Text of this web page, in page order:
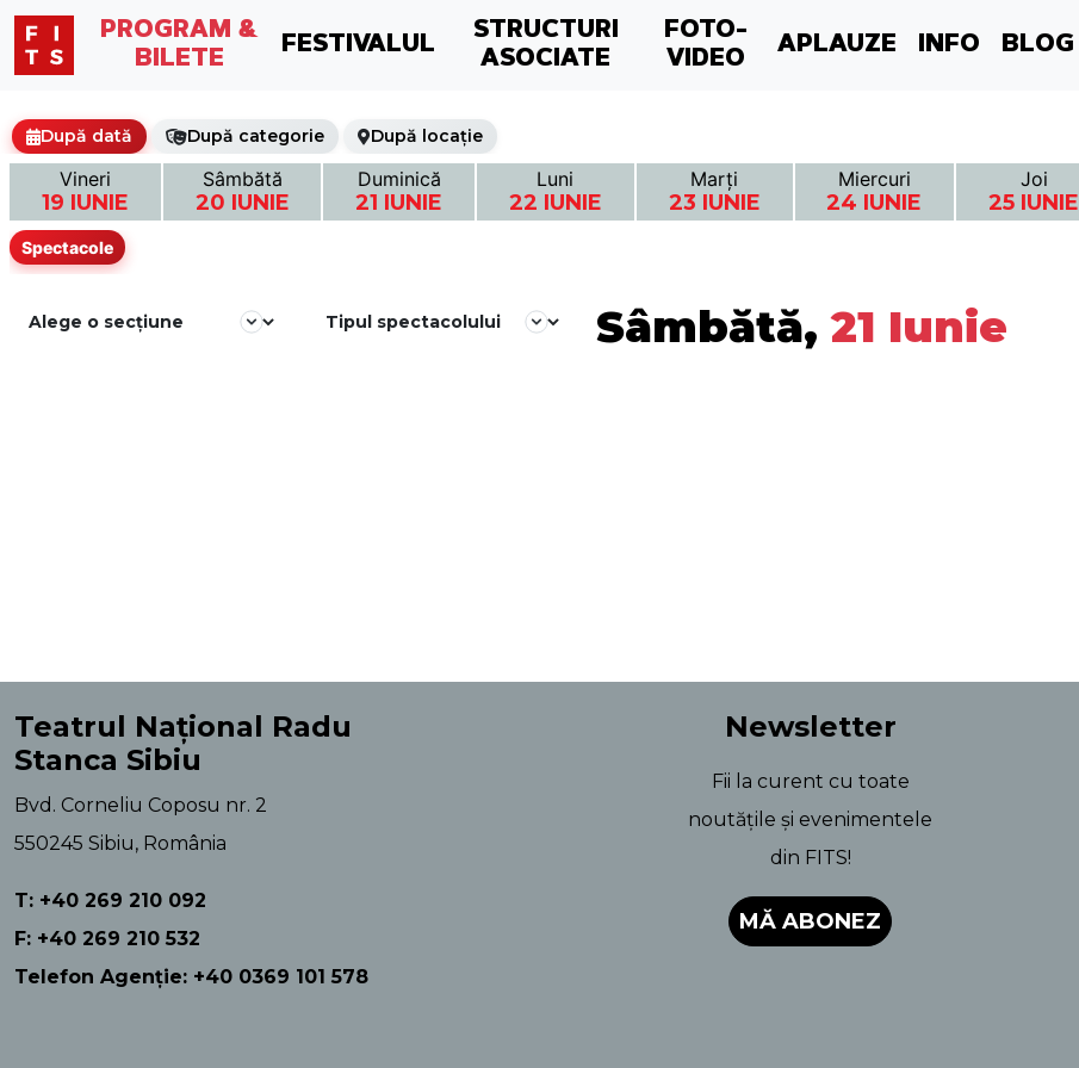
PROGRAM &
BILETE
FESTIVALUL
STRUCTURI
ASOCIATE
FOTO-
VIDEO
APLAUZE INFO BLOG
După dată După categorie După locație
Vineri
19 IUNIE
Sâmbătă
20 IUNIE
Duminică
21 IUNIE
Luni
22 IUNIE
Marți
23 IUNIE
Miercuri
24 IUNIE
Joi
25 IUNIE
Spectacole
Sâmbătă,21 Iunie
Teatrul Național Radu
Stanca Sibiu
Bvd. Corneliu Coposu nr. 2
550245 Sibiu, România
T: +40 269 210 092
F: +40 269 210 532
Telefon Agenție: +40 0369 101 578
Newsletter
Fii la curent cu toate
noutățile și evenimentele
din FITS!
MĂ ABONEZ